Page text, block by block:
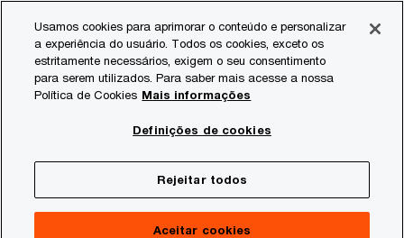
content
footer
Consultoria
Como atrair e reter
talentos nas startups
Usamos cookies para aprimorar o conteúdo e personalizar
a experiência do usuário. Todos os cookies, exceto os
estritamente necessários, exigem o seu consentimento
para serem utilizados. Para saber mais acesse a nossa
Política de Cookies Mais informações
Definições de cookies
Rejeitar todos
Aceitar cookies